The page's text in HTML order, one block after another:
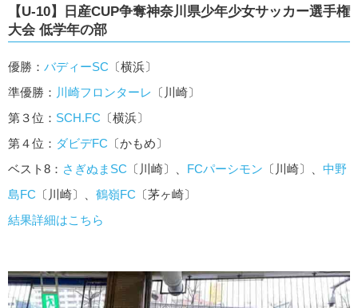
【U-10】日産CUP争奪神奈川県少年少女サッカー選手権
大会 低学年の部
優勝： バディーSC 〔横浜〕
準優勝： 川崎フロンターレ
〔川崎〕
第３位： SCH.FC 〔横浜〕
第４位： ダビデFC 〔かもめ〕
ベスト8： さぎぬまSC 〔川崎〕、 FCパーシモン 〔川崎〕、 中野
島FC 〔川崎〕、 鶴嶺FC 〔茅ヶ崎〕
結果詳細はこちら